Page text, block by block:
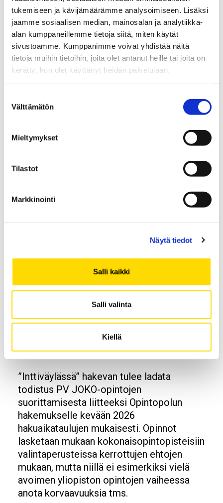
tukemiseen ja kävijämäärämme analysoimiseen. Lisäksi
jaamme sosiaalisen median, mainosalan ja analytiikka-
alan kumppaneillemme tietoja siitä, miten käytät
sivustoamme. Kumppanimme voivat yhdistää näitä
tietoja muihin tietoihin, joita olet antanut heille tai joita on
kerätty, kun olet käyttänyt heidän palvelujaan.
valinta
Välttämätön
Mieltymykset
Tilastot
Markkinointi
Näytä tiedot
Salli kaikki
Salli valinta
Kiellä
kouluttajakoulutusohjelman
opintokokonaisuus (PV JOKO) 20 op.
Koko 20 op:n laajuudella
opintokokonaisuuden suorittaneet hakijat
voivat sisällyttää opinnot15 opintopisteen
laajuisinaavoimen yliopiston väylän
kokonaisopintopisteisiin). Myös muiden
”inttiväylässä” hakevalla huomioidaan PV
suppeammalla laajuudella suoritettuna
kauppatieteiden yleistä avoimen yliopiston
väylän hakukohdetta, ei sovelleta muiden
kouluttajakoulutusohjelman
opintokokonaisuuden ennen 1.1.2019, tai
alle 20 op, voidaan
vaadittuihin 60 op laajuisiin avoimen
”Inttiväylässä” hakevan tulee ladata
todistus PV JOKO-opintojen
suorittamisesta liitteeksi Opintopolun
hakemukselle kevään 2026
hakuaikataulujen mukaisesti. Opinnot
lasketaan mukaan kokonaisopintopisteisiin
valintaperusteissa kerrottujen ehtojen
mukaan, mutta niillä ei esimerkiksi vielä
avoimen yliopiston opintojen vaiheessa
anota korvaavuuksia tms.